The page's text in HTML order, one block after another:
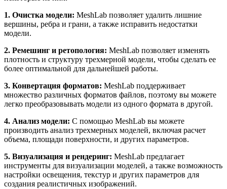
1. Очистка модели: MeshLab позволяет удалить лишние
вершины, ребра и грани, а также исправить недостатки
модели.
2. Ремешинг и ретопология: MeshLab позволяет изменять
плотность и структуру трехмерной модели, чтобы сделать ее
более оптимальной для дальнейшей работы.
3. Конвертация форматов: MeshLab поддерживает
множество различных форматов файлов, поэтому вы можете
легко преобразовывать модели из одного формата в другой.
4. Анализ модели: С помощью MeshLab вы можете
производить анализ трехмерных моделей, включая расчет
объема, площади поверхности, и других параметров.
5. Визуализация и рендеринг: MeshLab предлагает
инструменты для визуализации моделей, а также возможность
настройки освещения, текстур и других параметров для
создания реалистичных изображений.